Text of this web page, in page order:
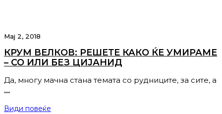
Мај 2, 2018
КРУМ ВЕЛКОВ: РЕШЕТЕ КАКО ЌЕ УМИРАМЕ
– СО ИЛИ БЕЗ ЦИЈАНИД
Да, многу мачна стана темата со рудниците, за сите, а
…
Види повеќе